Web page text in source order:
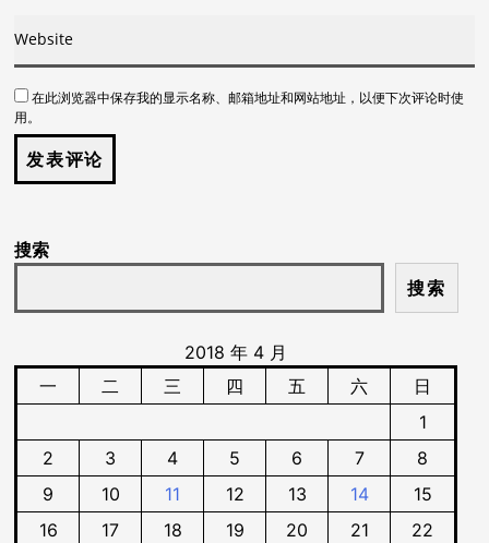
在此浏览器中保存我的显示名称、邮箱地址和网站地址，以便下次评论时使
用。
搜索
搜索
2018 年 4 月
一
二 三 四 五 六
日
1
2
3 4 5 6 7
8
9
10 11 12 13 14
15
16
17 18 19 20 21
22